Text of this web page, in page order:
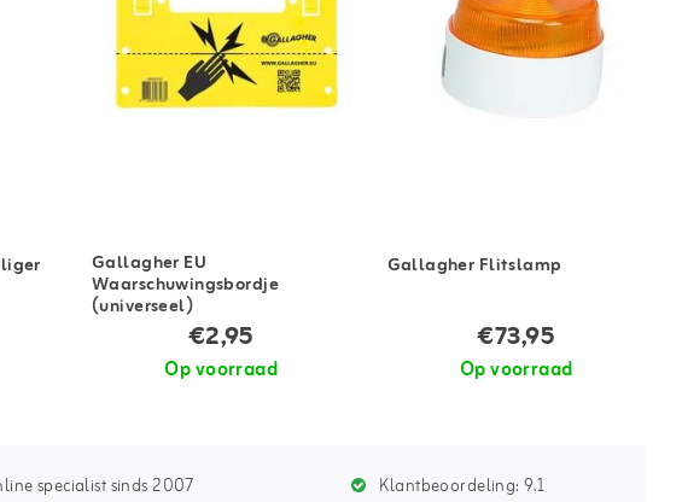
Gallagher EU
Waarschuwingsbordje
(universeel)
€2,95
Op voorraad
Gallagher Flitslamp
€73,95
Op voorraad
specialist sinds 2007 Klantbeoordeling:9.1